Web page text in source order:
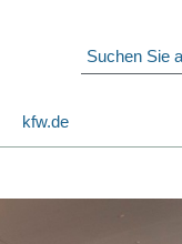
kfw.de